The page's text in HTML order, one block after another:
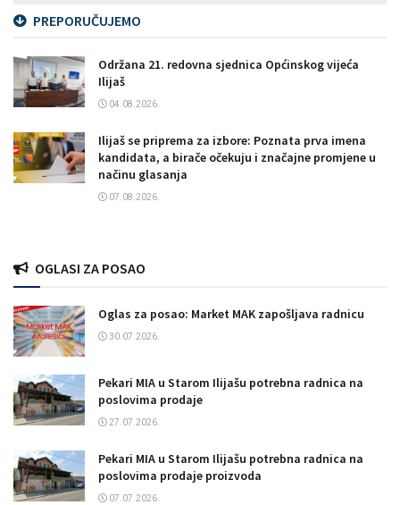
PREPORUČUJEMO
Održana 21. redovna sjednica Općinskog vijeća
Ilijaš
04.08.2026.
Ilijaš se priprema za izbore: Poznata prva imena
kandidata, a birače očekuju i značajne promjene u
načinu glasanja
07.08.2026.
OGLASI ZA POSAO
Oglas za posao: Market MAK zapošljava radnicu
30.07.2026.
Pekari MIA u Starom Ilijašu potrebna radnica na
poslovima prodaje
27.07.2026.
Pekari MIA u Starom Ilijašu potrebna radnica na
poslovima prodaje proizvoda
07.07.2026.